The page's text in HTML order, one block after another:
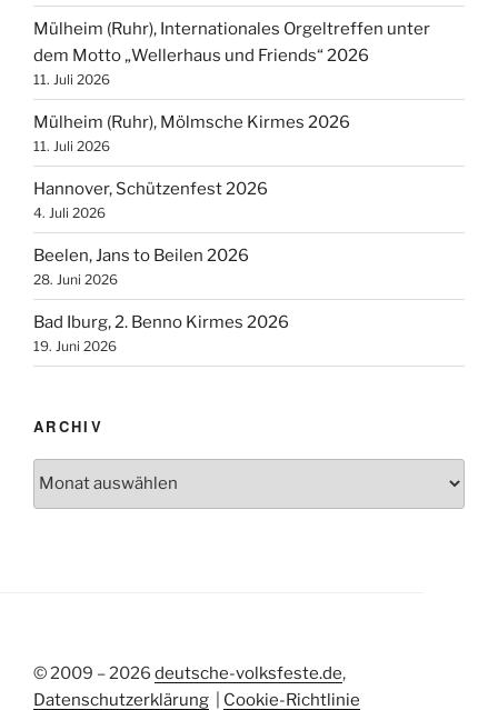
Mülheim (Ruhr), Internationales Orgeltreffen unter
dem Motto „Wellerhaus und Friends“ 2026
11. Juli 2026
Mülheim (Ruhr), Mölmsche Kirmes 2026
11. Juli 2026
Hannover, Schützenfest 2026
4. Juli 2026
Beelen, Jans to Beilen 2026
28. Juni 2026
Bad Iburg, 2. Benno Kirmes 2026
19. Juni 2026
ARCHIV
Archiv
© 2009 – 2026 deutsche-volksfeste.de,
Datenschutzerklärung
Cookie-Richtlinie